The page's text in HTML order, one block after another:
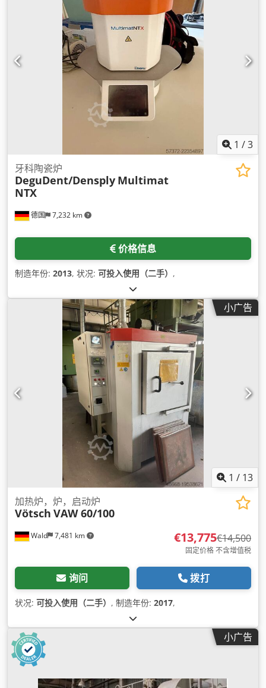
1 /3
德国 7,232 km
牙科陶瓷炉
DeguDent/Densply Multimat
NTX
价格信息
制造年份: 2013, 状况: 可投入使用（二手） ,
小广告
1 / 13
Wald 7,481 km
加热炉，炉，启动炉
Vötsch VAW 60/100
€13,775€14,500
固定价格 不含增值税
询问 拨打
状况: 可投入使用（二手） , 制造年份: 2017,
小广告